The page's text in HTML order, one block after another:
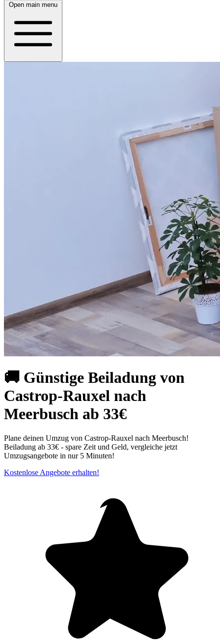
Open main menu
🚚 Günstige Beiladung von
Castrop-Rauxel nach
Meerbusch ab 33€
Plane deinen Umzug von Castrop-Rauxel nach Meerbusch!
Beiladung ab 33€ - spare Zeit und Geld, vergleiche jetzt
Umzugsangebote in nur 5 Minuten!
Kostenlose Angebote erhalten!